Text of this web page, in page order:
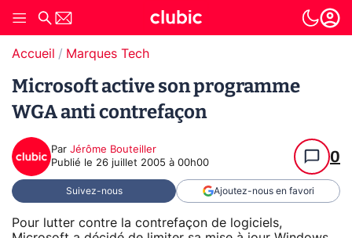
Accueil Marques Tech
Microsoft active son programme
WGA anti contrefaçon
Par Jérôme Bouteiller
Publié le 26 juillet 2005 à 00h00 0
Suivez-nous Ajoutez-nous en favori
Pour lutter contre la contrefaçon de logiciels,